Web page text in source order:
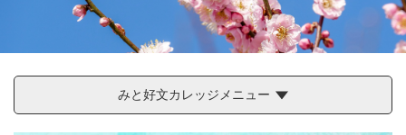
みと好文カレッジメニュー